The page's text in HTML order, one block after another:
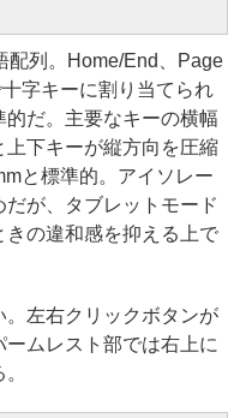
列。Home/End、Page
字キーに割り当てられ
だ。主要なキーの横幅
下キーが縦方向を圧縮
と標準的。アイソレー
が、タブレットモード
の違和感を抑える上で
左右クリックボタンが
ムレスト部では右上に